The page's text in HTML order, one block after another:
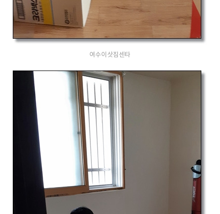
여수이삿짐센타